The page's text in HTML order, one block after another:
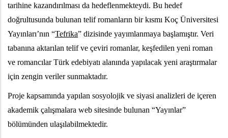
tarihine kazandırılması da hedeflenmekteydi. Bu hedef
doğrultusunda bulunan telif romanların bir kısmı Koç Üniversitesi
Yayınları’nın “Tefrika” dizisinde yayımlanmaya başlamıştır. Veri
tabanına aktarılan telif ve çeviri romanlar, keşfedilen yeni roman
ve romancılar Türk edebiyatı alanında yapılacak yeni araştırmalar
için zengin veriler sunmaktadır.
Proje kapsamında yapılan sosyolojik ve siyasi analizleri de içeren
akademik çalışmalara web sitesinde bulunan “Yayınlar”
bölümünden ulaşılabilmektedir.